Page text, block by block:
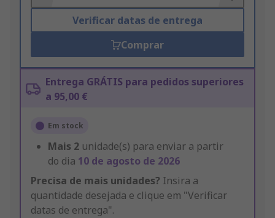
Verificar datas de entrega
Comprar
Entrega GRÁTIS para pedidos superiores
a 95,00 €
Em stock
Mais 2 unidade(s) para enviar a partir
do dia 10 de agosto de 2026
Precisa de mais unidades? Insira a
quantidade desejada e clique em "Verificar
datas de entrega".